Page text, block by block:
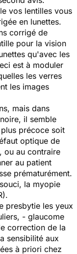
vos lentilles vous
en lunettes.
corrigé de
pour la vision
qu'avec les
est à moduler
les verres
les images
mais dans
il semble
précoce soit
optique de
ou au contraire
au patient
prématurément.
la myopie
presbytie les yeux
- glaucome
correction de la
sensibilité aux
à priori chez